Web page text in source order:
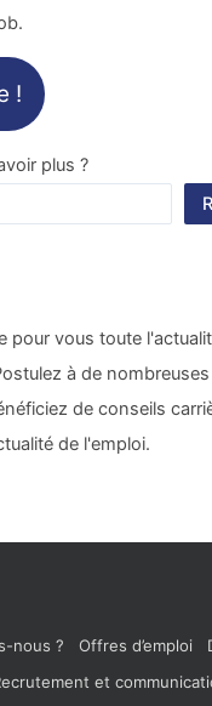
!
plus ?
pour vous toute
à de nombreuses
de conseils
de l'emploi.
nous ? Offres d’emploi
et